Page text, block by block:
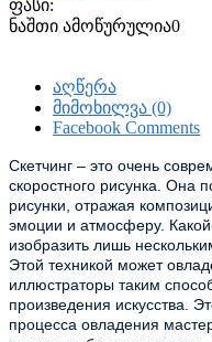
ფასი:
ნაშთი ამოწურულია0
აღწერა
მიმოხილვა (0)
Facebook Comments
Скетчинг – это очень
скоростного рисунка. Она
рисунки, отражая
эмоции и атмосферу.
изобразить лишь
Этой техникой может
иллюстраторы таким
произведения искусства.
процесса овладения